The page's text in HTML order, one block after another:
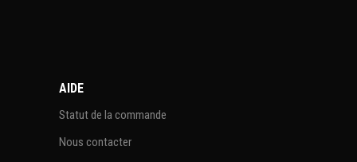
AIDE
Statut de la commande
Nous contacter